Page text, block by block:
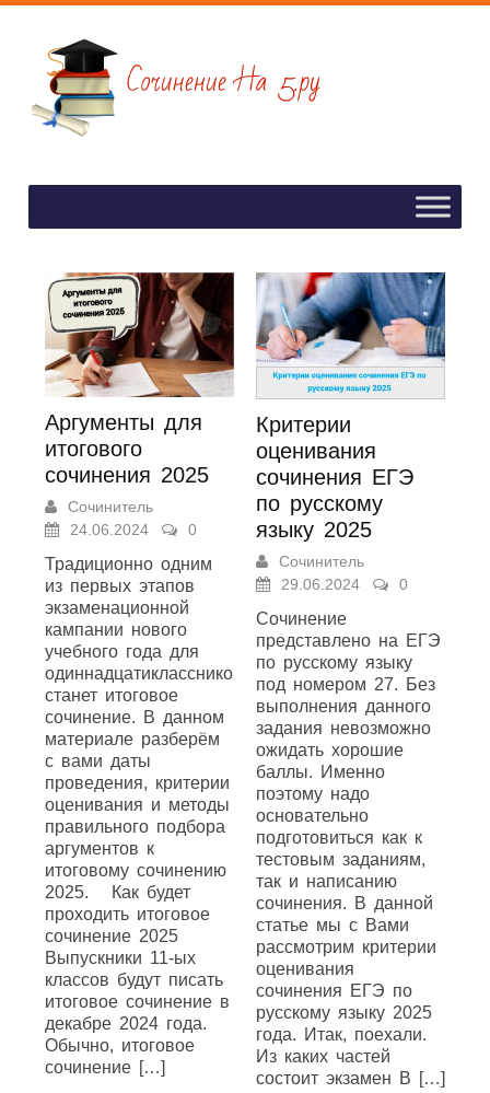
Аргументы для
итогового
сочинения 2025
Сочинитель
24.06.2024
0
Традиционно одним
из первых этапов
экзаменационной
кампании нового
учебного года для
одиннадцатиклассников
станет итоговое
сочинение. В данном
материале разберём
с вами даты
проведения, критерии
оценивания и методы
правильного подбора
аргументов к
итоговому сочинению
2025. Как будет
проходить итоговое
сочинение 2025
Выпускники 11-ых
классов будут писать
итоговое сочинение в
декабре 2024 года.
Обычно, итоговое
сочинение […]
Критерии
оценивания
сочинения ЕГЭ
по русскому
языку 2025
Сочинитель
29.06.2024
0
Сочинение
представлено на ЕГЭ
по русскому языку
под номером 27. Без
выполнения данного
задания невозможно
ожидать хорошие
баллы. Именно
поэтому надо
основательно
подготовиться как к
тестовым заданиям,
так и написанию
сочинения. В данной
статье мы с Вами
рассмотрим критерии
оценивания
сочинения ЕГЭ по
русскому языку 2025
года. Итак, поехали.
Из каких частей
состоит экзамен В […]